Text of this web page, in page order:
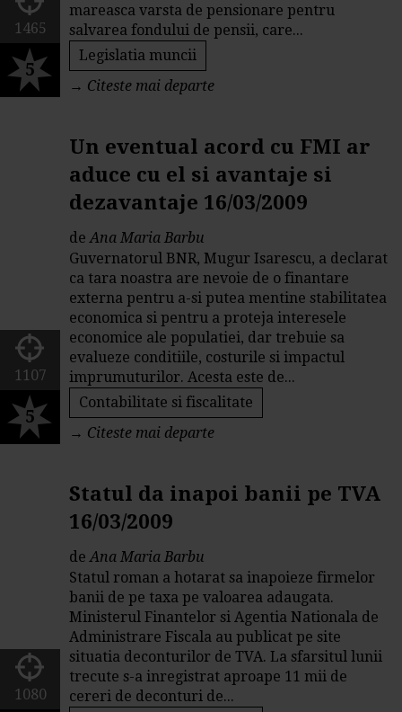
mareasca varsta de pensionare pentru
salvarea fondului de pensii, care...
Legislatia muncii
→ Citeste mai departe
1465
5
Un eventual acord cu FMI ar
aduce cu el si avantaje si
dezavantaje 16/03/2009
deAna Maria Barbu
Guvernatorul BNR, Mugur Isarescu, a declarat
ca tara noastra are nevoie de o finantare
externa pentru a-si putea mentine stabilitatea
economica si pentru a proteja interesele
economice ale populatiei, dar trebuie sa
evalueze conditiile, costurile si impactul
imprumuturilor. Acesta este de...
Contabilitate si fiscalitate
→ Citeste mai departe
1107
5
Statul da inapoi banii pe TVA
16/03/2009
deAna Maria Barbu
Statul roman a hotarat sa inapoieze firmelor
banii de pe taxa pe valoarea adaugata.
Ministerul Finantelor si Agentia Nationala de
Administrare Fiscala au publicat pe site
situatia deconturilor de TVA. La sfarsitul lunii
trecute s-a inregistrat aproape 11 mii de
cereri de deconturi de...
1080